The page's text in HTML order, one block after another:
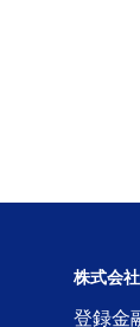
株式会
登録金